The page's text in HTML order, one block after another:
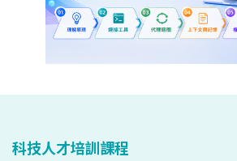
科技人才培訓課程